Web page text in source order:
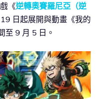
《逆轉奧賽羅尼亞（逆
日起展開與動畫《我的
至 9 月 5 日。